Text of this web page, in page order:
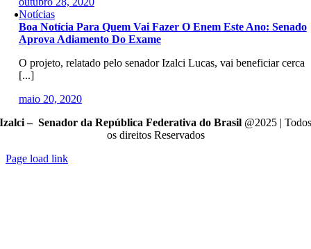
Notícias
Boa Notícia Para Quem Vai Fazer O Enem Este Ano: Senado
Aprova Adiamento Do Exame
O projeto, relatado pelo senador Izalci Lucas, vai beneficiar cerca
[...]
maio 20, 2020
Izalci – Senador da República Federativa do Brasil @2025 | Todos
os direitos Reservados
Page load link